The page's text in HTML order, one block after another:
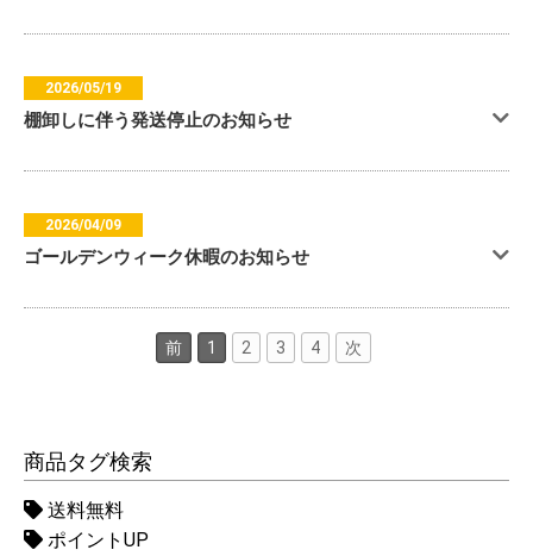
2026/05/19
棚卸しに伴う発送停止のお知らせ
2026/04/09
ゴールデンウィーク休暇のお知らせ
前 1 2 3 4 次
商品タグ検索
送料無料
ポイントUP